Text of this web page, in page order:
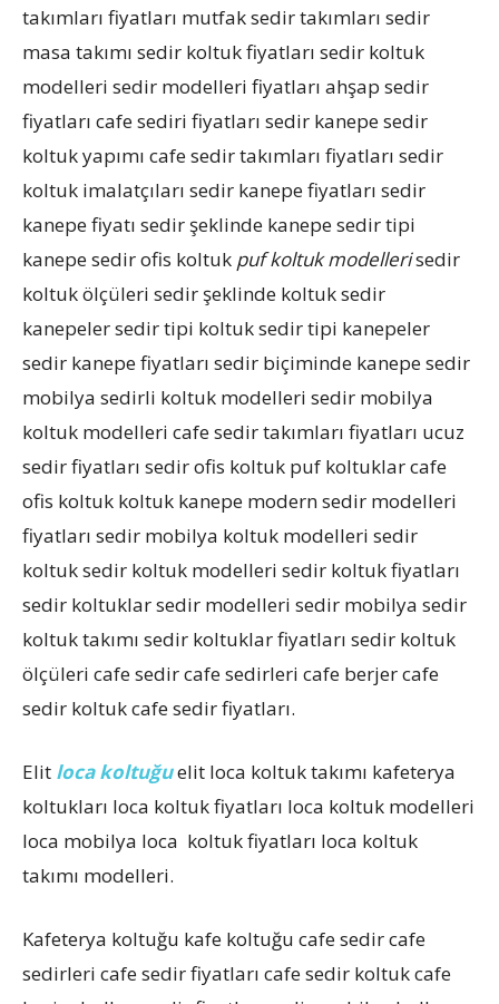
takımları fiyatları mutfak sedir takımları sedir
masa takımı sedir koltuk fiyatları sedir koltuk
modelleri sedir modelleri fiyatları ahşap sedir
fiyatları cafe sediri fiyatları sedir kanepe sedir
koltuk yapımı cafe sedir takımları fiyatları sedir
koltuk imalatçıları sedir kanepe fiyatları sedir
kanepe fiyatı sedir şeklinde kanepe sedir tipi
kanepe sedir ofis koltuk puf koltuk modellerisedir
koltuk ölçüleri sedir şeklinde koltuk sedir
kanepeler sedir tipi koltuk sedir tipi kanepeler
sedir kanepe fiyatları sedir biçiminde kanepe sedir
mobilya sedirli koltuk modelleri sedir mobilya
koltuk modelleri cafe sedir takımları fiyatları ucuz
sedir fiyatları sedir ofis koltuk puf koltuklar cafe
ofis koltuk koltuk kanepe modern sedir modelleri
fiyatları sedir mobilya koltuk modelleri sedir
koltuk sedir koltuk modelleri sedir koltuk fiyatları
sedir koltuklar sedir modelleri sedir mobilya sedir
koltuk takımı sedir koltuklar fiyatları sedir koltuk
ölçüleri cafe sedir cafe sedirleri cafe berjer cafe
sedir koltuk cafe sedir fiyatları.
Elit loca koltuğuelit loca koltuk takımı kafeterya
koltukları loca koltuk fiyatları loca koltuk modelleri
loca mobilya loca koltuk fiyatları loca koltuk
takımı modelleri.
Kafeterya koltuğu kafe koltuğu cafe sedir cafe
sedirleri cafe sedir fiyatları cafe sedir koltuk cafe